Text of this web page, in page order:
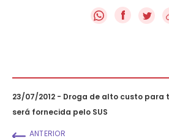
f
23/07/2012 - Droga de alto custo
será fornecida pelo SUS
ANTERIOR